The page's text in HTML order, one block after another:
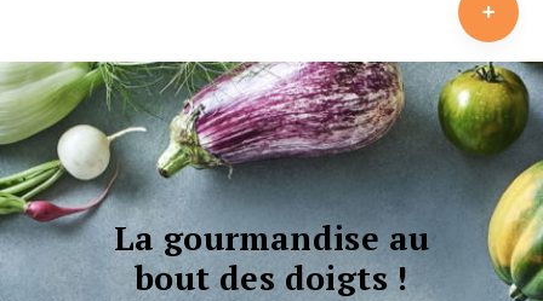
La gourmandise au
bout des doigts !